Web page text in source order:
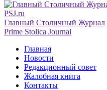
PSJ.ru
Главный Столичный Журнал
Prime Stolica Journal
Главная
Новости
Редакционный совет
Жалобная книга
Контакты